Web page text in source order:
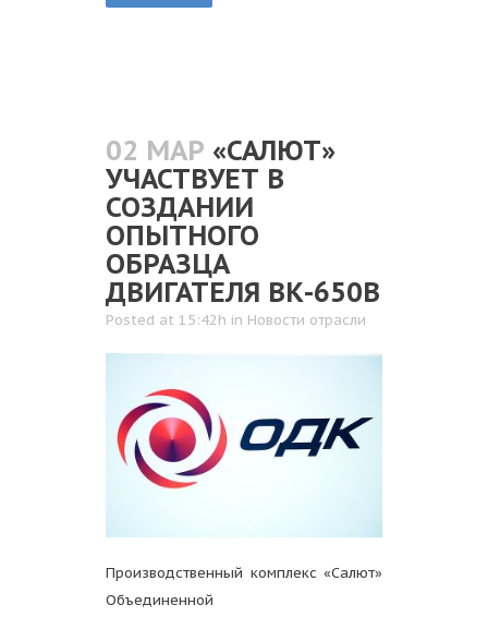
02 МАР «САЛЮТ»
УЧАСТВУЕТ В
СОЗДАНИИ
ОПЫТНОГО
ОБРАЗЦА
ДВИГАТЕЛЯ ВК-650В
Posted at 15:42h in Новости отрасли
Производственный комплекс «Салют»
Объединенной